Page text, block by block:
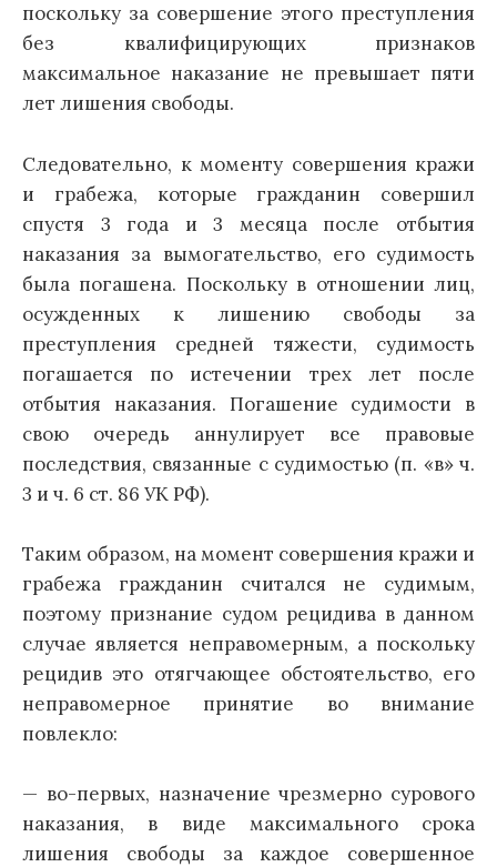
поскольку за совершение этого преступления
без квалифицирующих признаков
максимальное наказание не превышает пяти
лет лишения свободы.
Следовательно, к моменту совершения кражи
и грабежа, которые гражданин совершил
спустя 3 года и 3 месяца после отбытия
наказания за вымогательство, его судимость
была погашена. Поскольку в отношении лиц,
осужденных к лишению свободы за
преступления средней тяжести, судимость
погашается по истечении трех лет после
отбытия наказания. Погашение судимости в
свою очередь аннулирует все правовые
последствия, связанные с судимостью (п. «в» ч.
3 и ч. 6 ст. 86 УК РФ).
Таким образом, на момент совершения кражи и
грабежа гражданин считался не судимым,
поэтому признание судом рецидива в данном
случае является неправомерным, а поскольку
рецидив это отягчающее обстоятельство, его
неправомерное принятие во внимание
повлекло:
— во-первых, назначение чрезмерно сурового
наказания, в виде максимального срока
лишения свободы за каждое совершенное